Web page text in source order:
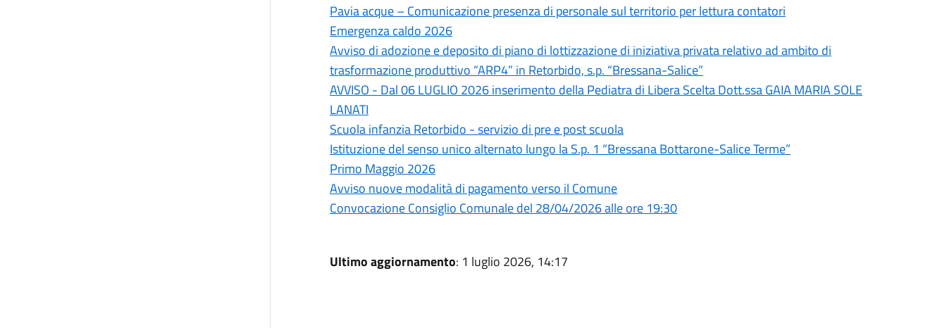
Pavia acque – Comunicazione presenza di personale sul territorio per lettura contatori
Emergenza caldo 2026
Avviso di adozione e deposito di piano di lottizzazione di iniziativa privata relativo ad ambito di
trasformazione produttivo “ARP4” in Retorbido, s.p. “Bressana-Salice”
AVVISO - Dal 06 LUGLIO 2026 inserimento della Pediatra di Libera Scelta Dott.ssa GAIA MARIA SOLE
LANATI
Scuola infanzia Retorbido - servizio di pre e post scuola
Istituzione del senso unico alternato lungo la S.p. 1 “Bressana Bottarone-Salice Terme”
Primo Maggio 2026
Avviso nuove modalità di pagamento verso il Comune
Convocazione Consiglio Comunale del 28/04/2026 alle ore 19:30
Ultimo aggiornamento: 1 luglio 2026, 14:17